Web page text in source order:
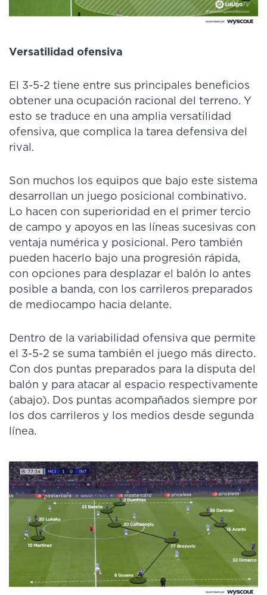
Versatilidad ofensiva
El 3-5-2 tiene entre sus principales beneficios
obtener una ocupación racional del terreno. Y
esto se traduce en una amplia versatilidad
ofensiva, que complica la tarea defensiva del
rival.
Son muchos los equipos que bajo este sistema
desarrollan un juego posicional combinativo.
Lo hacen con superioridad en el primer tercio
de campo y apoyos en las líneas sucesivas con
ventaja numérica y posicional. Pero también
pueden hacerlo bajo una progresión rápida,
con opciones para desplazar el balón lo antes
posible a banda, con los carrileros preparados
de mediocampo hacia delante.
Dentro de la variabilidad ofensiva que permite
el 3-5-2 se suma también el juego más directo.
Con dos puntas preparados para la disputa del
balón y para atacar al espacio respectivamente
(abajo). Dos puntas acompañados siempre por
los dos carrileros y los medios desde segunda
línea.